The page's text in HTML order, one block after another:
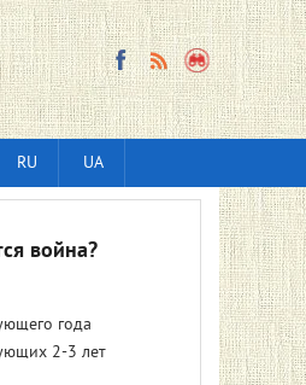
RU UA
война?
года
2-3 лет